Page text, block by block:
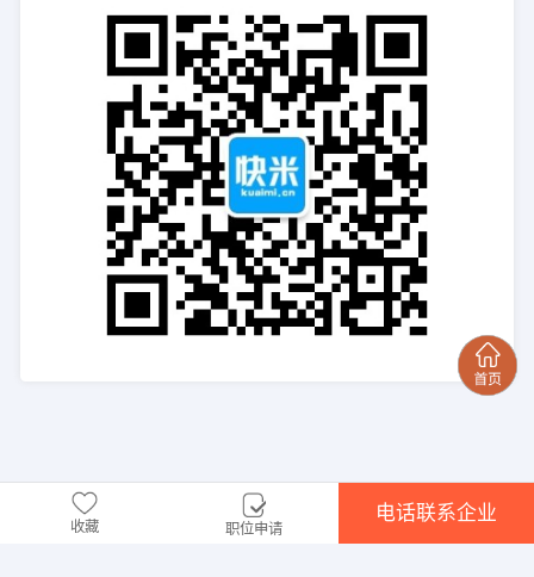
收藏 职位申请
电话联系企业